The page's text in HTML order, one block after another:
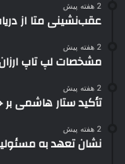
2 هفته پیش
عقب‌نشینی متا از
2 هفته پیش
مشخصات لپ تاپ
2 هفته پیش
تأکید ستار هاشمی بر
2 هفته پیش
نشان تعهد به